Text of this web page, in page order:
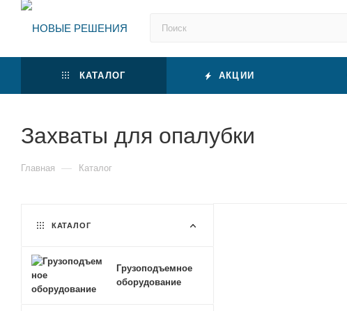
КАТАЛОГ АКЦИИ
Захваты для опалубки
Главная — Каталог
КАТАЛОГ
Грузоподъемное
оборудование